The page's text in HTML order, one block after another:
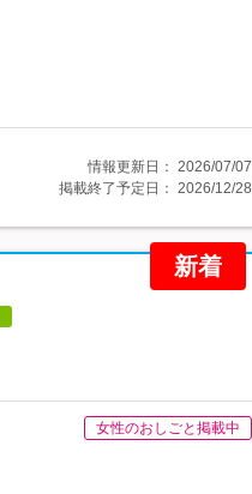
情報更新日： 2026/07/07
掲載終了予定日： 2026/12/28
新着
女性のおしごと掲載中